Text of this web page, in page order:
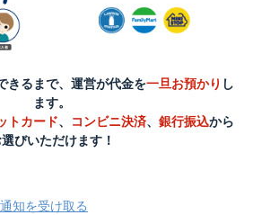
きるまで、運営が代金を一旦お預かり し
ます。
トカード、 コンビニ決済、 銀行振込から
びいただけます！
知を受け取る